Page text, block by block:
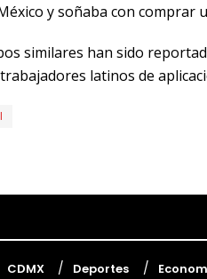
y soñaba con comprar
similares han sido
latinos de
CDMX Deportes